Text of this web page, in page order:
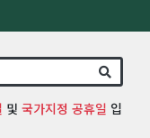
및 국가지정 공휴일 입